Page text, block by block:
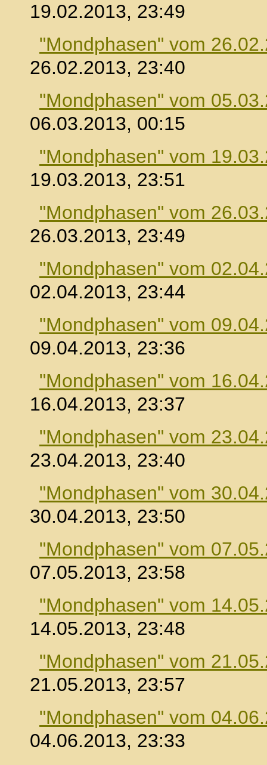
19.02.2013, 23:49
"Mondphasen" vom
26.02.2013, 23:40
"Mondphasen" vom
06.03.2013, 00:15
"Mondphasen" vom
19.03.2013, 23:51
"Mondphasen" vom
26.03.2013, 23:49
"Mondphasen" vom
02.04.2013, 23:44
"Mondphasen" vom
09.04.2013, 23:36
"Mondphasen" vom
16.04.2013, 23:37
"Mondphasen" vom
23.04.2013, 23:40
"Mondphasen" vom
30.04.2013, 23:50
"Mondphasen" vom
07.05.2013, 23:58
"Mondphasen" vom
14.05.2013, 23:48
"Mondphasen" vom
21.05.2013, 23:57
"Mondphasen" vom
04.06.2013, 23:33